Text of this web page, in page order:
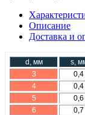
Описание
Доставка и
d, мм s,
3
0,4
4
0,4
5
0,6
6
0,7